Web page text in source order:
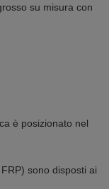
su misura con
è posizionato nel
sono disposti ai